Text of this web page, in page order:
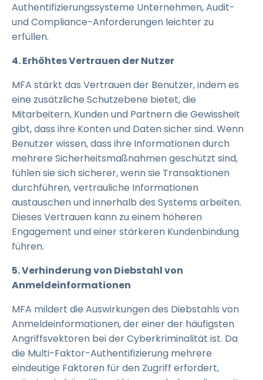
Authentifizierungssysteme Unternehmen, Audit-
und Compliance-Anforderungen leichter zu
erfüllen.
4. Erhöhtes Vertrauen der Nutzer
MFA stärkt das Vertrauen der Benutzer, indem es
eine zusätzliche Schutzebene bietet, die
Mitarbeitern, Kunden und Partnern die Gewissheit
gibt, dass ihre Konten und Daten sicher sind. Wenn
Benutzer wissen, dass ihre Informationen durch
mehrere Sicherheitsmaßnahmen geschützt sind,
fühlen sie sich sicherer, wenn sie Transaktionen
durchführen, vertrauliche Informationen
austauschen und innerhalb des Systems arbeiten.
Dieses Vertrauen kann zu einem höheren
Engagement und einer stärkeren Kundenbindung
führen.
5. Verhinderung von Diebstahl von
Anmeldeinformationen
MFA mildert die Auswirkungen des Diebstahls von
Anmeldeinformationen, der einer der häufigsten
Angriffsvektoren bei der Cyberkriminalität ist. Da
die Multi-Faktor-Authentifizierung mehrere
eindeutige Faktoren für den Zugriff erfordert,